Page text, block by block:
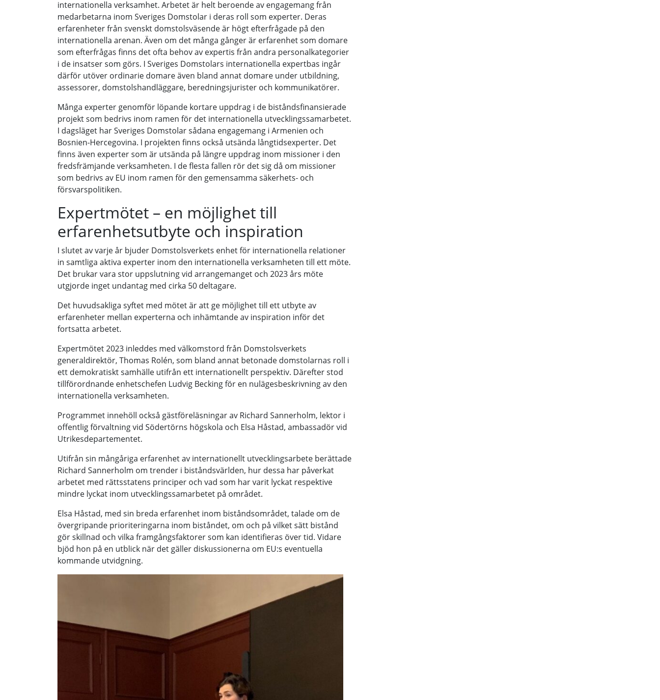
internationella verksamhet. Arbetet är helt beroende av engagemang från
medarbetarna inom Sveriges Domstolar i deras roll som experter. Deras
erfarenheter från svenskt domstolsväsende är högt efterfrågade på den
internationella arenan. Även om det många gånger är erfarenhet som domare
som efterfrågas finns det ofta behov av expertis från andra personalkategorier
i de insatser som görs. I Sveriges Domstolars internationella expertbas ingår
därför utöver ordinarie domare även bland annat domare under utbildning,
assessorer, domstolshandläggare, beredningsjurister och kommunikatörer.
Många experter genomför löpande kortare uppdrag i de biståndsfinansierade
projekt som bedrivs inom ramen för det internationella utvecklingssamarbetet.
I dagsläget har Sveriges Domstolar sådana engagemang i Armenien och
Bosnien-Hercegovina. I projekten finns också utsända långtidsexperter. Det
finns även experter som är utsända på längre uppdrag inom missioner i den
fredsfrämjande verksamheten. I de flesta fallen rör det sig då om missioner
som bedrivs av EU inom ramen för den gemensamma säkerhets- och
försvarspolitiken.
Expertmötet – en möjlighet till
erfarenhetsutbyte och inspiration
I slutet av varje år bjuder Domstolsverkets enhet för internationella relationer
in samtliga aktiva experter inom den internationella verksamheten till ett möte.
Det brukar vara stor uppslutning vid arrangemanget och 2023 års möte
utgjorde inget undantag med cirka 50 deltagare.
Det huvudsakliga syftet med mötet är att ge möjlighet till ett utbyte av
erfarenheter mellan experterna och inhämtande av inspiration inför det
fortsatta arbetet.
Expertmötet 2023 inleddes med välkomstord från Domstolsverkets
generaldirektör, Thomas Rolén, som bland annat betonade domstolarnas roll i
ett demokratiskt samhälle utifrån ett internationellt perspektiv. Därefter stod
tillförordnande enhetschefen Ludvig Becking för en nulägesbeskrivning av den
internationella verksamheten.
Programmet innehöll också gästföreläsningar av Richard Sannerholm, lektor i
offentlig förvaltning vid Södertörns högskola och Elsa Håstad, ambassadör vid
Utrikesdepartementet.
Utifrån sin mångåriga erfarenhet av internationellt utvecklingsarbete berättade
Richard Sannerholm om trender i biståndsvärlden, hur dessa har påverkat
arbetet med rättsstatens principer och vad som har varit lyckat respektive
mindre lyckat inom utvecklingssamarbetet på området.
Elsa Håstad, med sin breda erfarenhet inom biståndsområdet, talade om de
övergripande prioriteringarna inom biståndet, om och på vilket sätt bistånd
gör skillnad och vilka framgångsfaktorer som kan identifieras över tid. Vidare
bjöd hon på en utblick när det gäller diskussionerna om EU:s eventuella
kommande utvidgning.